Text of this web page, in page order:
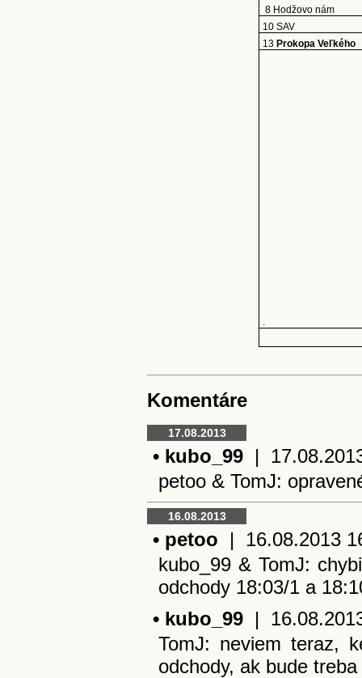
8 Hodžovo nám
10 SAV
13 Prokopa Veľkého
.
Komentáre
17.08.2013
• kubo_99 |
petoo & TomJ:
16.08.2013
• petoo | 16.08.2013
kubo_99 & TomJ:
odchody 18:03/1 a
• kubo_99 |
TomJ: neviem teraz,
odchody, ak bude treba